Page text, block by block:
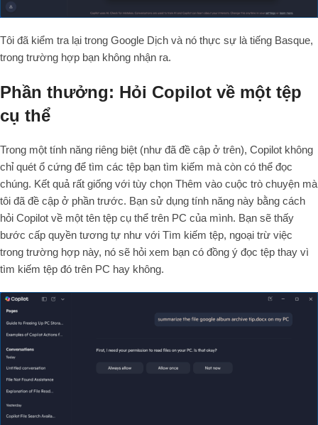
Tôi đã kiểm tra lại trong Google Dịch và nó thực sự là tiếng Basque,
trong trường hợp bạn không nhận ra.
Phần thưởng: Hỏi Copilot về một tệp
cụ thể
Trong một tính năng riêng biệt (như đã đề cập ở trên), Copilot không
chỉ quét ổ cứng để tìm các tệp bạn tìm kiếm mà còn có thể đọc
chúng. Kết quả rất giống với tùy chọn Thêm vào cuộc trò chuyện mà
tôi đã đề cập ở phần trước. Bạn sử dụng tính năng này bằng cách
hỏi Copilot về một tên tệp cụ thể trên PC của mình. Bạn sẽ thấy
bước cấp quyền tương tự như với Tìm kiếm tệp, ngoại trừ việc
trong trường hợp này, nó sẽ hỏi xem bạn có đồng ý đọc tệp thay vì
tìm kiếm tệp đó trên PC hay không.